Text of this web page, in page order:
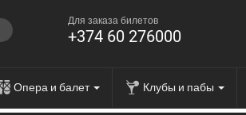
Для заказа билетов
+374 60 276000
Опера и балет Клубы и пабы